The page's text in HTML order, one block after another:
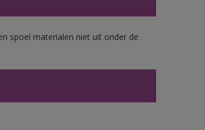
spoel materialen niet uit onder de